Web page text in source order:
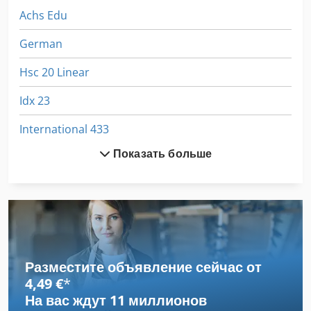
Achs Edu
German
Hsc 20 Linear
Idx 23
International 433
International 434
Ng 200
Автомобили
Автомобиль
Показать больше
Разместите объявление сейчас от
4,49 €*
На вас ждут 11 миллионов